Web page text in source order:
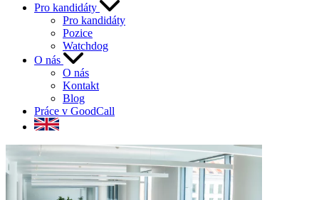
Pro kandidáty
Pro kandidáty
Pozice
Watchdog
O nás
O nás
Kontakt
Blog
Práce v GoodCall